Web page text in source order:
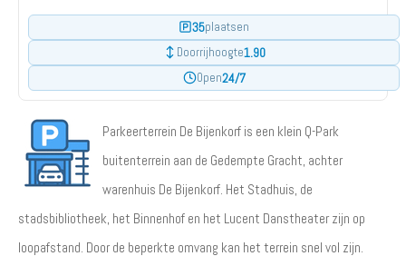
35plaatsen
Doorrijhoogte1.90
Open24/7
Parkeerterrein De Bijenkorf is een klein Q-Park
buitenterrein aan de Gedempte Gracht, achter
warenhuis De Bijenkorf. Het Stadhuis, de
stadsbibliotheek, het Binnenhof en het Lucent Danstheater zijn op
loopafstand. Door de beperkte omvang kan het terrein snel vol zijn.